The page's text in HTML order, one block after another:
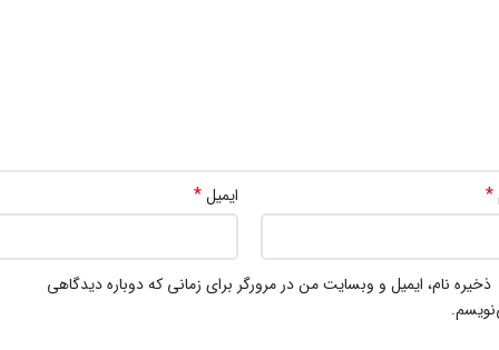
* ایمیل*
ذخیره نام، ایمیل و وبسایت من در مرورگر برای زمانی که دوباره دیدگاهی